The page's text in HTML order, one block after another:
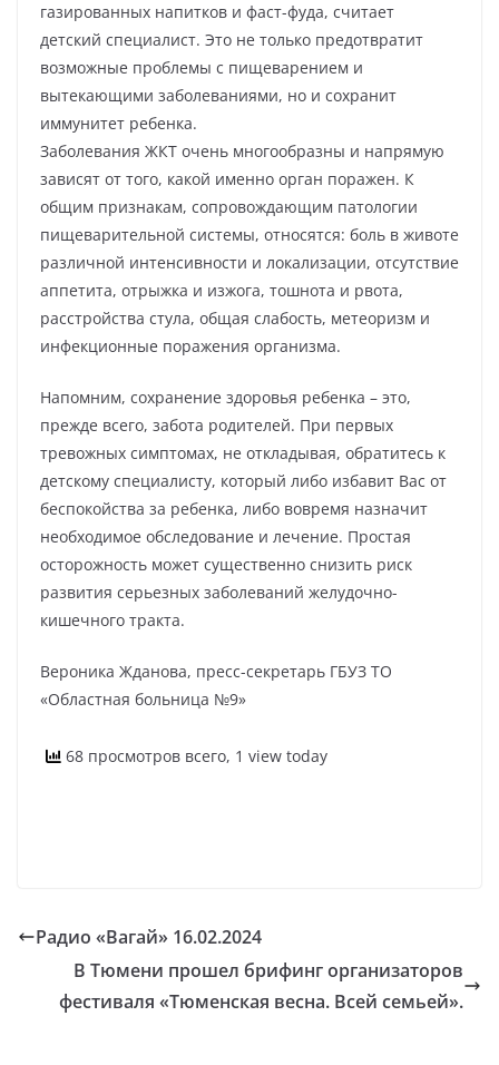
газированных напитков и фаст-фуда, считает
детский специалист. Это не только предотвратит
возможные проблемы с пищеварением и
вытекающими заболеваниями, но и сохранит
иммунитет ребенка.
Заболевания ЖКТ очень многообразны и напрямую
зависят от того, какой именно орган поражен. К
общим признакам, сопровождающим патологии
пищеварительной системы, относятся: боль в животе
различной интенсивности и локализации, отсутствие
аппетита, отрыжка и изжога, тошнота и рвота,
расстройства стула, общая слабость, метеоризм и
инфекционные поражения организма.
Напомним, сохранение здоровья ребенка – это,
прежде всего, забота родителей. При первых
тревожных симптомах, не откладывая, обратитесь к
детскому специалисту, который либо избавит Вас от
беспокойства за ребенка, либо вовремя назначит
необходимое обследование и лечение. Простая
осторожность может существенно снизить риск
развития серьезных заболеваний желудочно-
кишечного тракта.
Вероника Жданова, пресс-секретарь ГБУЗ ТО
«Областная больница №9»
68 просмотров всего, 1 view today
Радио «Вагай» 16.02.2024
В Тюмени прошел брифинг организаторов
фестиваля «Тюменская весна. Всей семьей».